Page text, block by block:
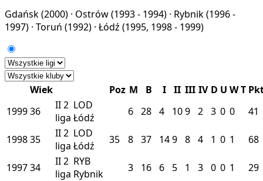
Gdańsk(2000) · Ostrów(1993 - 1994) · Rybnik(1996 -
1997) · Toruń (1992) · Łódź (1995, 1998 - 1999)
Wiek Poz M B I II III IV D U WT
199936 II2
liga
LOD
Łódź
6 28 4 109 2 3 0 0 41
199835 II2
liga
LOD
Łódź
35 8 37 149 8 4 1 0 1 68
199734 II2
liga
RYB
Rybnik
3 16 6 5 1 3 0 0 1 29